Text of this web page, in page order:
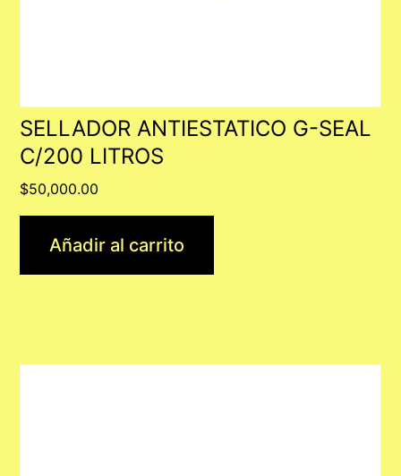
SELLADOR ANTIESTATICO G-SEAL
C/200 LITROS
$50,000.00
Añadir al carrito